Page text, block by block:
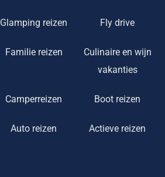
Glamping reizen Fly drive
Familie reizen
Culinaire en wijn
vakanties
Camperreizen Boot reizen
Auto reizen Actieve reizen